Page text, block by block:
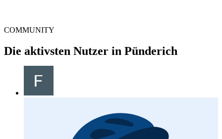
COMMUNITY
Die aktivsten Nutzer in Pünderich